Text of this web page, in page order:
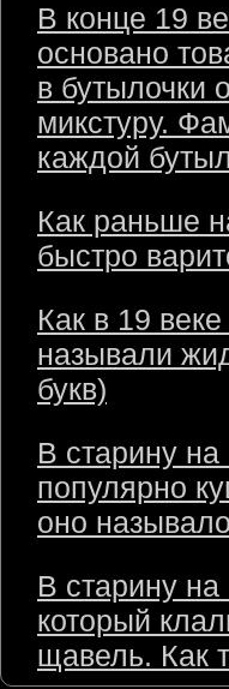
В конце 19
основано
в бутылочки
микстуру.
каждой
Как раньше
быстро
Как в 19
называли
букв)
В старину
популярно
оно
В старину
который
щавель. Как